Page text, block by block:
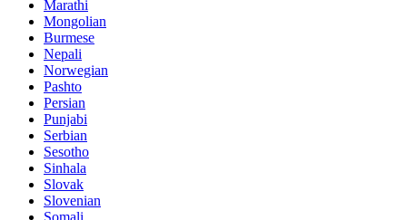
Marathi
Mongolian
Burmese
Nepali
Norwegian
Pashto
Persian
Punjabi
Serbian
Sesotho
Sinhala
Slovak
Slovenian
Somali